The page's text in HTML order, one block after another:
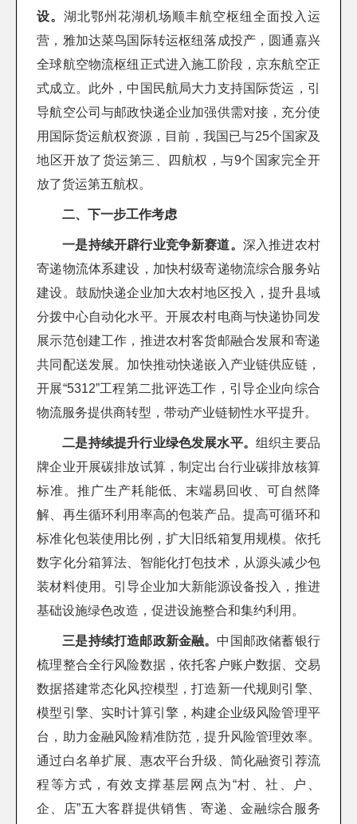
设。湖北鄂州花湖机场顺丰航空枢纽全面投入运
营，雅加达菜鸟国际转运枢纽落成投产，圆通嘉兴
全球航空物流枢纽正式进入施工阶段，京东航空正
式成立。此外，中国民航局大力支持国际货运，引
导航空公司与邮政快递企业加强供需对接，充分使
用国际货运航权资源，目前，我国已与25个国家及
地区开放了货运第三、四航权，与9个国家完全开
放了货运第五航权。
二、下一步工作考虑
一是持续开辟行业竞争新赛道。 深入推进农村
寄递物流体系建设，加快村级寄递物流综合服务站
建设。鼓励快递企业加大农村地区投入，提升县域
分拨中心自动化水平。开展农村电商与快递协同发
展示范创建工作，推进农村客货邮融合发展和寄递
共同配送发展。加快推动快递嵌入产业链供应链，
开展“5312”工程第二批评选工作，引导企业向综合
物流服务提供商转型，带动产业链韧性水平提升。
二是持续提升行业绿色发展水平。组织主要品
牌企业开展碳排放试算，制定出台行业碳排放核算
标准。推广生产耗能低、末端易回收、可自然降
解、再生循环利用率高的包装产品。提高可循环和
标准化包装使用比例，扩大旧纸箱复用规模。依托
数字化分箱算法、智能化打包技术，从源头减少包
装材料使用。引导企业加大新能源设备投入，推进
基础设施绿色改造，促进设施整合和集约利用。
三是持续打造邮政新金融。 中国邮政储蓄银行
梳理整合全行风险数据，依托客户账户数据、交易
数据搭建常态化风控模型，打造新一代规则引擎、
模型引擎、实时计算引擎，构建企业级风险管理平
台，助力金融风险精准防范，提升风险管理效率。
通过白名单扩展、惠农平台升级、简化融资引荐流
程等方式，有效支撑基层网点为“村、社、户、
企、店”五大客群提供销售、寄递、金融综合服务